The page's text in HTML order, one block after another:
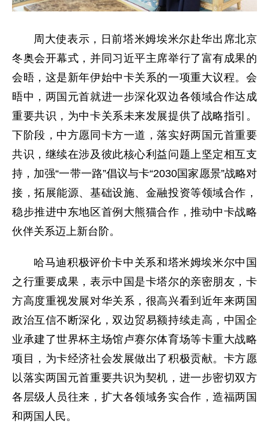
周大使表示，日前塔米姆埃米尔赴华出席北京
冬奥会开幕式，并同习近平主席举行了富有成果的
会晤，这是新年伊始中卡关系的一项重大议程。会
晤中，两国元首就进一步深化双边各领域合作达成
重要共识，为中卡关系未来发展提供了战略指引。
下阶段，中方愿同卡方一道，落实好两国元首重要
共识，继续在涉及彼此核心利益问题上坚定相互支
持，加强“一带一路”倡议与卡“2030国家愿景”战略对
接，拓展能源、基础设施、金融投资等领域合作，
稳步推进中东地区首例大熊猫合作，推动中卡战略
伙伴关系迈上新台阶。
哈马迪积极评价卡中关系和塔米姆埃米尔中国
之行重要成果，表示中国是卡塔尔的亲密朋友，卡
方高度重视发展对华关系，很高兴看到近年来两国
政治互信不断深化，双边贸易额持续走高，中国企
业承建了世界杯主场馆卢赛尔体育场等卡重大战略
项目，为卡经济社会发展做出了积极贡献。卡方愿
以落实两国元首重要共识为契机，进一步密切双方
各层级人员往来，扩大各领域务实合作，造福两国
和两国人民。